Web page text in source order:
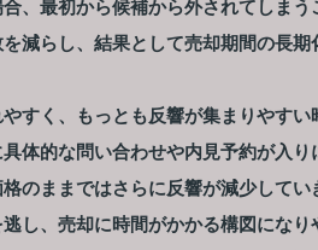
、最初から候補から外されてしまう
減らし、結果として売却期間の長期
すく、もっとも反響が集まりやすい
体的な問い合わせや内見予約が入り
のままではさらに反響が減少してい
し、売却に時間がかかる構図になり